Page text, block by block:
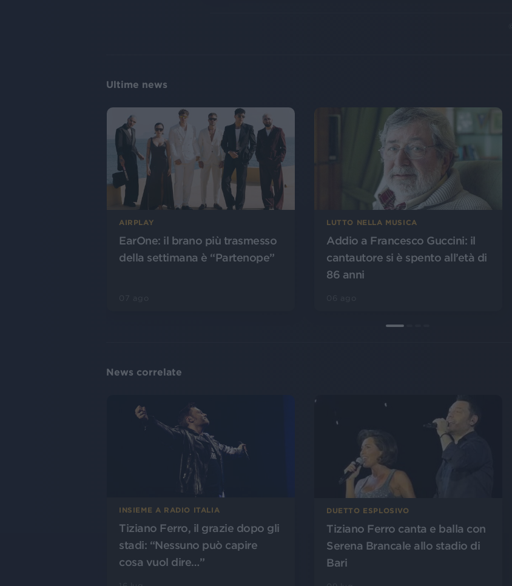
Ultime news
AIRPLAY
EarOne: il brano più trasmesso
della settimana è “Partenope”
LUTTO NELLA MUSICA
Addio a Francesco Guccini: il
cantautore si è spento all’età di
86 anni
News correlate
INSIEME A RADIO ITALIA
Tiziano Ferro, il grazie dopo gli
stadi: “Nessuno può capire
cosa vuol dire…”
DUETTO ESPLOSIVO
Tiziano Ferro canta e balla con
Serena Brancale allo stadio di
Bari